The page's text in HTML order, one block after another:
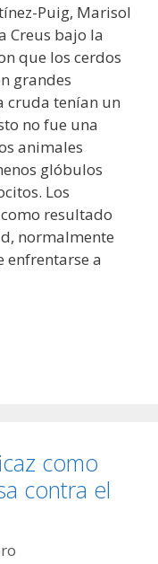
Puig, Marisol
Creus bajo la
que los cerdos
grandes
cruda tenían un
no fue una
animales
glóbulos
Los
resultado
normalmente
enfrentarse a
como
contra el